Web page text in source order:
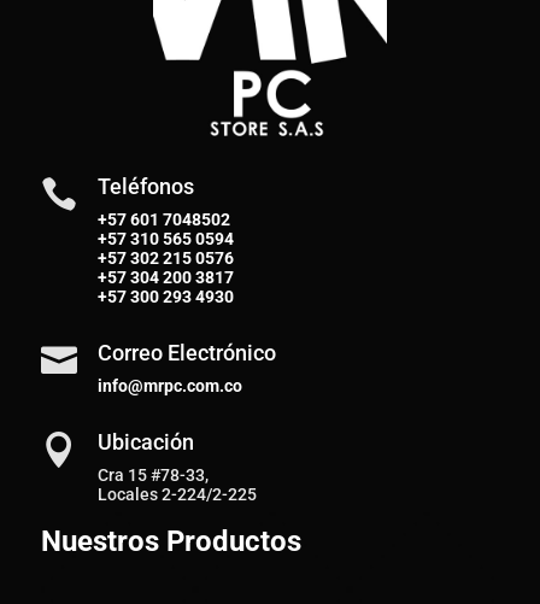
 Teléfonos
+57 601 7048502
+57310 565 0594
+57302 215 0576
+57304 200 3817
+57300 293 4930
 Correo Electrónico
info@mrpc.com.co
 Ubicación
Cra 15 #78-33,
Locales 2-224/2-225
Nuestros Productos